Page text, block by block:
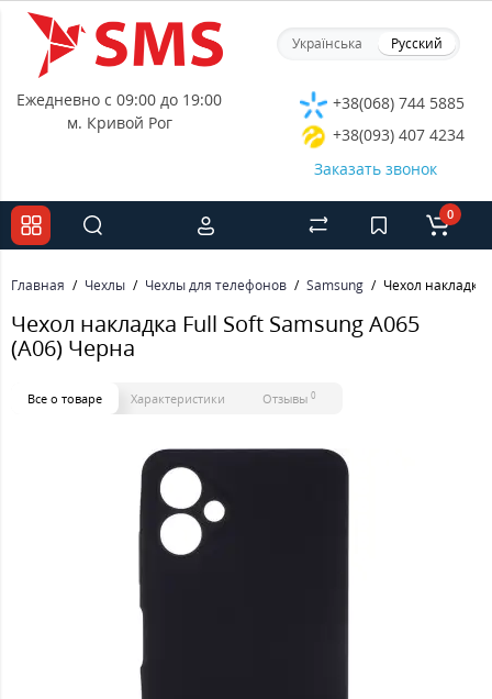
Українська Русский
Ежедневно с 09:00 до 19:00
м. Кривой Рог
+38(068) 744 5885
+38(093) 407 4234
Заказать звонок
0
Главная Чехлы Чехлы для телефонов Samsung Чехол накладка
Чехол накладка Full Soft Samsung A065
(A06) Черна
Все о товаре Характеристики Отзывы 0